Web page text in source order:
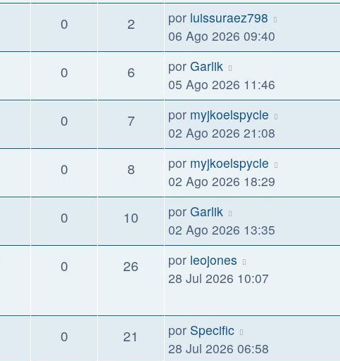
0 2 por luissuraez798
06 Ago 2026 09:40
0 6 por Garlik
05 Ago 2026 11:46
0 7 por myjkoelspycle
02 Ago 2026 21:08
0 8 por myjkoelspycle
02 Ago 2026 18:29
0 10 por Garlik
02 Ago 2026 13:35
0 26 por leojones
28 Jul 2026 10:07
0 21 por Specific
28 Jul 2026 06:58